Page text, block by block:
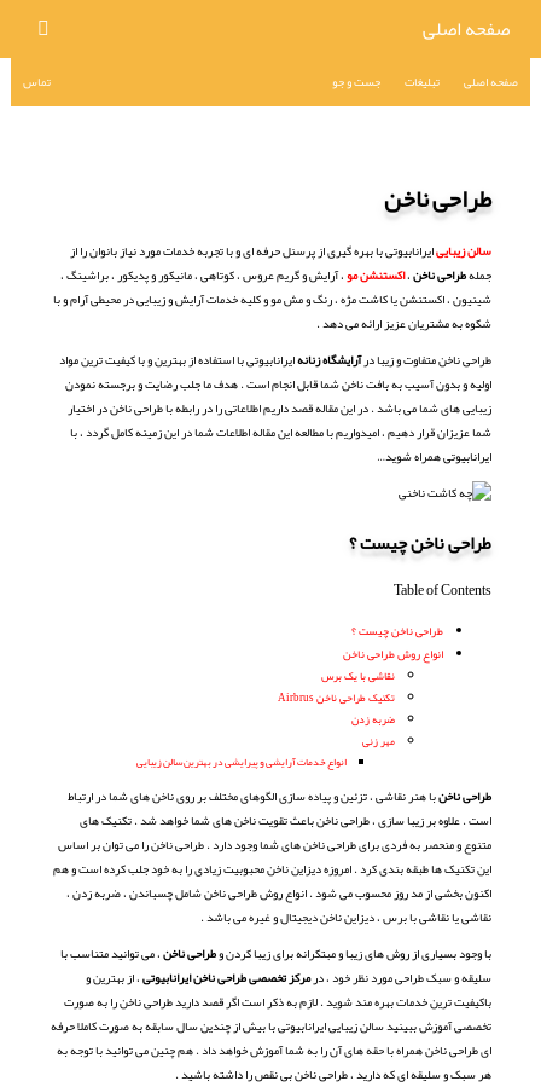
صفحه اصلی
صفحه اصلی تبلیغات جست و جو تماس
طراحی ناخن
سالن زیباییایرانابیوتی با بهره گیری از پرسنل حرفه ای و با تجربه خدمات مورد نیاز بانوان را از
جملهطراحی ناخن،اکستنشن مو، آرایش و گریم عروس ، کوتاهی ، مانیکور و پدیکور ، براشینگ ،
شینیون ، اکستنشن یا کاشت مژه ، رنگ و مش مو و کلیه خدمات آرایش و زیبایی در محیطی آرام و با
شکوه به مشتریان عزیز ارائه می دهد .
طراحی ناخن متفاوت و زیبا درآرایشگاه زنانهایرانابیوتی با استفاده از بهترین و با کیفیت ترین مواد
اولیه و بدون آسیب به بافت ناخن شما قابل انجام است . هدف ما جلب رضایت و برجسته نمودن
زیبایی های شما می باشد . در این مقاله قصد داریم اطلاعاتی را در رابطه با طراحی ناخن در اختیار
شما عزیزان قرار دهیم ، امیدواریم با مطالعه این مقاله اطلاعات شما در این زمینه کامل گردد ، با
ایرانابیوتی همراه شوید…
طراحی ناخن چیست ؟
Table of Contents
طراحی ناخن چیست ؟
انواع روش طراحی ناخن
نقاشی با یک برس
تکنیک طراحی ناخن Airbrus
ضربه زدن
مهر زنی
انواع خدمات آرایشی و پیرایشی در بهترین سالن زیبایی
طراحی ناخنبا هنر نقاشی ، تزئین و پیاده سازی الگوهای مختلف بر روی ناخن های شما در ارتباط
است . علاوه بر زیبا سازی ، طراحی ناخن باعث تقویت ناخن های شما خواهد شد . تکنیک های
متنوع و منحصر به فردی برای طراحی ناخن های شما وجود دارد . طراحی ناخن را می توان بر اساس
این تکنیک ها طبقه بندی کرد . امروزه دیزاین ناخن محبوبیت زیادی را به خود جلب کرده است و هم
اکنون بخشی از مد روز محسوب می شود . انواع روش طراحی ناخن شامل چسباندن ، ضربه زدن ،
نقاشی یا نقاشی با برس ، دیزاین ناخن دیجیتال و غیره می باشد .
با وجود بسیاری از روش های زیبا و مبتکرانه برای زیبا کردن وطراحی ناخن، می توانید متناسب با
سلیقه و سبک طراحی مورد نظر خود ، درمرکز تخصصی طراحی ناخن ایرانابیوتی، از بهترین و
باکیفیت ترین خدمات بهره مند شوید . لازم به ذکر است اگر قصد دارید طراحی ناخن را به صورت
تخصصی آموزش ببینید سالن زیبایی ایرانابیوتی با بیش از چندین سال سابقه به صورت کاملا حرفه
ای طراحی ناخن همراه با حقه های آن را به شما آموزش خواهد داد . هم چنین می توانید با توجه به
هر سبک و سلیقه ای که دارید ، طراحی ناخن بی نقص را داشته باشید .